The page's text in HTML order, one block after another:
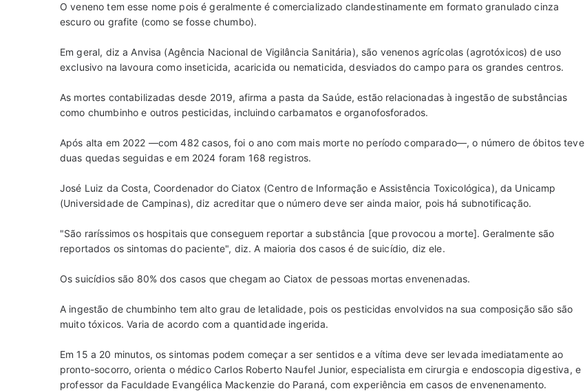
O veneno tem esse nome pois é geralmente é comercializado clandestinamente em formato granulado cinza
escuro ou grafite (como se fosse chumbo).
Em geral, diz a Anvisa (Agência Nacional de Vigilância Sanitária), são venenos agrícolas (agrotóxicos) de uso
exclusivo na lavoura como inseticida, acaricida ou nematicida, desviados do campo para os grandes centros.
As mortes contabilizadas desde 2019, afirma a pasta da Saúde, estão relacionadas à ingestão de substâncias
como chumbinho e outros pesticidas, incluindo carbamatos e organofosforados.
Após alta em 2022 —com 482 casos, foi o ano com mais morte no período comparado—, o número de óbitos teve
duas quedas seguidas e em 2024 foram 168 registros.
José Luiz da Costa, Coordenador do Ciatox (Centro de Informação e Assistência Toxicológica), da Unicamp
(Universidade de Campinas), diz acreditar que o número deve ser ainda maior, pois há subnotificação.
"São raríssimos os hospitais que conseguem reportar a substância [que provocou a morte]. Geralmente são
reportados os sintomas do paciente", diz. A maioria dos casos é de suicídio, diz ele.
Os suicídios são 80% dos casos que chegam ao Ciatox de pessoas mortas envenenadas.
A ingestão de chumbinho tem alto grau de letalidade, pois os pesticidas envolvidos na sua composição são são
muito tóxicos. Varia de acordo com a quantidade ingerida.
Em 15 a 20 minutos, os sintomas podem começar a ser sentidos e a vítima deve ser levada imediatamente ao
pronto-socorro, orienta o médico Carlos Roberto Naufel Junior, especialista em cirurgia e endoscopia digestiva, e
professor da Faculdade Evangélica Mackenzie do Paraná, com experiência em casos de envenenamento.